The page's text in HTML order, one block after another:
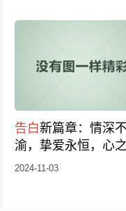
告白新篇章：情深不
渝，挚爱永恒，心
向，唯你独享
2024-11-03